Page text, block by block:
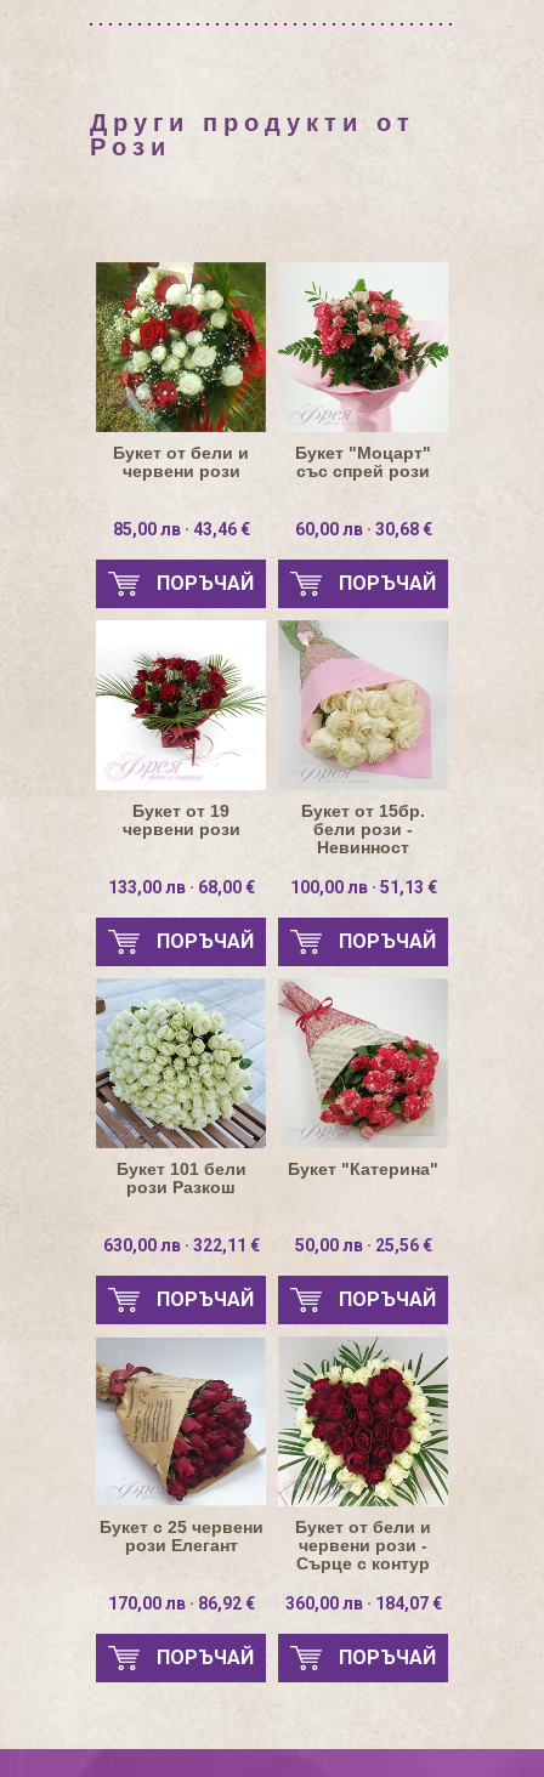
Други продукти от
Рози
Букет от бели и
червени рози
85,00 лв · 43,46 €
ПОРЪЧАЙ
Букет "Моцарт"
със спрей рози
60,00 лв · 30,68 €
ПОРЪЧАЙ
Букет от 19
червени рози
133,00 лв · 68,00 €
ПОРЪЧАЙ
Букет от 15бр.
бели рози -
Невинност
100,00 лв · 51,13 €
ПОРЪЧАЙ
Букет 101 бели
рози Разкош
630,00 лв · 322,11 €
ПОРЪЧАЙ
Букет "Катерина"
50,00 лв · 25,56 €
ПОРЪЧАЙ
Букет с 25 червени
рози Елегант
170,00 лв · 86,92 €
ПОРЪЧАЙ
Букет от бели и
червени рози -
Сърце с контур
360,00 лв · 184,07 €
ПОРЪЧАЙ